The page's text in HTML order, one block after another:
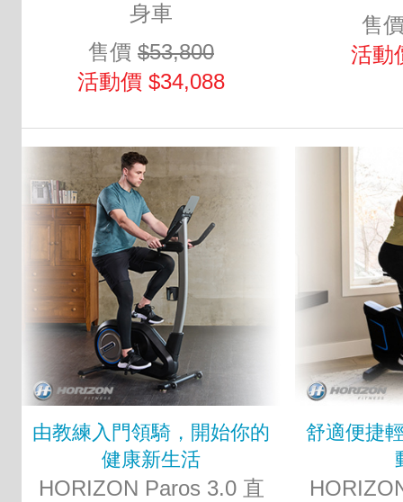
身車
售價 $53,800
活動價 $34,088
售
活動
由教練入門領騎，開始你的
健康新生活
HORIZON Paros 3.0 直
舒適便捷